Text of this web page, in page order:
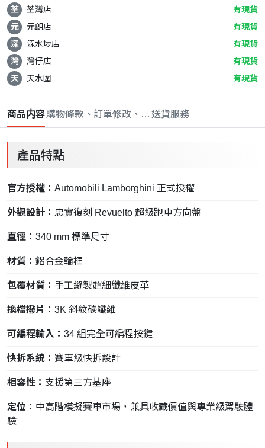
荃
荃灣店
有現貨
元
元朗店
有現貨
深
深水埗店
有現貨
灣
灣仔店
有現貨
天
天水圍 有現貨
商品内容購物條款、訂單修改、取消與退款政策
送貨服務
產品特點
官方授權： Automobili Lamborghini 正式授權
外觀設計： 忠實復刻 Revuelto 超級跑車方向盤
直徑： 340 mm 標準尺寸
材質： 鋁合金輪框
包覆材質： 手工縫製超細纖維皮革
換檔撥片： 3K 斜紋碳纖維
可編程輸入： 34 組完全可編程按鍵
快拆系統： 賽車級快拆設計
相容性： 支援第三方基座
定位： 中高階模擬賽車市場，兼具收藏價值與專業級駕駛體
驗